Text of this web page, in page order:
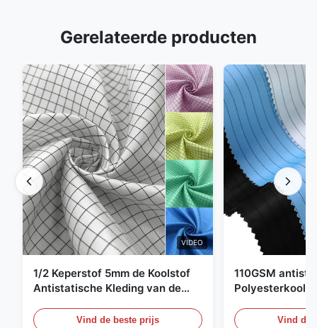
Gerelateerde producten
VIDEO
1/2 Keperstof 5mm de Koolstof
Antistatische Kleding van de
Vind de beste prijs
110GSM
Vind de